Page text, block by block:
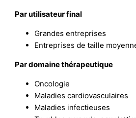
Par utilisateur final
Grandes entreprises
Entreprises de taille
Par domaine thérapeutique
Oncologie
Maladies cardiovasculaires
Maladies infectieuses